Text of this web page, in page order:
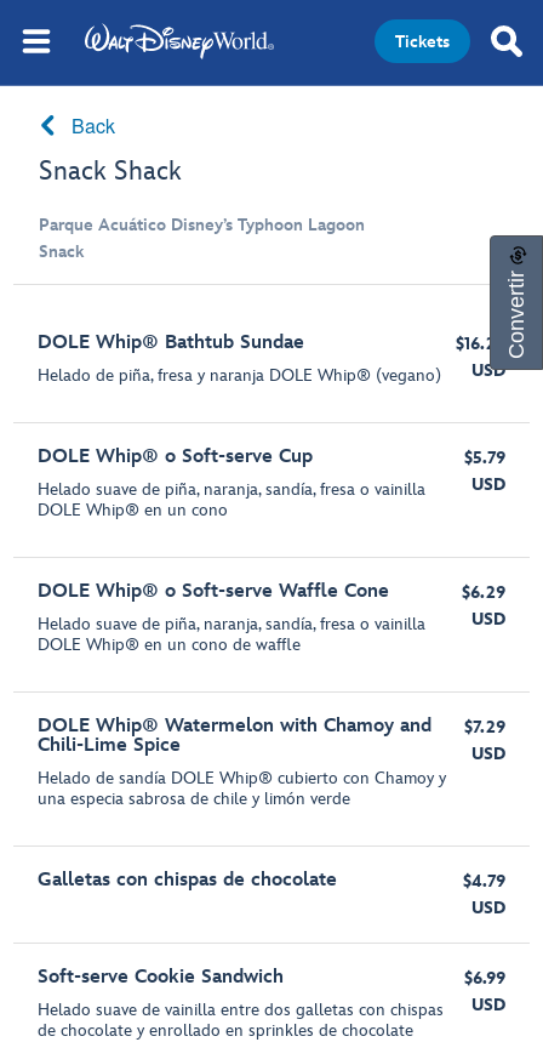
Tickets
Back
Snack Shack
Parque Acuático Disney’s Typhoon Lagoon
Snack
DOLE Whip® Bathtub Sundae
Helado de piña, fresa y naranja DOLE Whip® (vegano)
$16.29
USD
DOLE Whip® o Soft-serve Cup
Helado suave de piña, naranja, sandía, fresa o vainilla
DOLE Whip® en un cono
$5.79
USD
DOLE Whip® o Soft-serve Waffle Cone
Helado suave de piña, naranja, sandía, fresa o vainilla
DOLE Whip® en un cono de waffle
$6.29
USD
DOLE Whip® Watermelon with Chamoy and
Chili-Lime Spice
Helado de sandía DOLE Whip® cubierto con Chamoy y
una especia sabrosa de chile y limón verde
$7.29
USD
Galletas con chispas de chocolate
$4.79
USD
Soft-serve Cookie Sandwich
Helado suave de vainilla entre dos galletas con chispas
de chocolate y enrollado en sprinkles de chocolate
$6.99
USD
Convertir